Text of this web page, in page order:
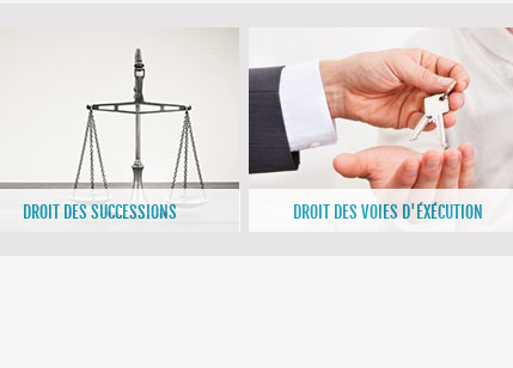
DROIT DES SUCCESSIONS DROIT DES VOIES D'ÉXÉCUTION